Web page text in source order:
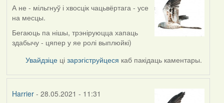
А не - мільгнуў і хвосцік чацьвёртага - усе
на месцы.
Бегаюць па нішы, трэніруюцца хапаць
здабычу - цяпер у яе ролі выплюйкі)
Увайдзіце цізарэгіструйцеся каб пакідаць каментары.
Harrier- 28.05.2021 - 11:31